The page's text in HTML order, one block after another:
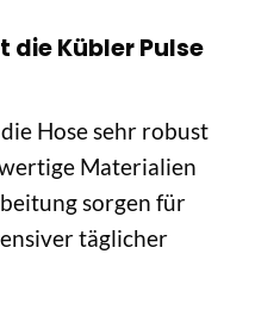
Kübler Pulse
Hose sehr robust
Materialien
sorgen für
täglicher